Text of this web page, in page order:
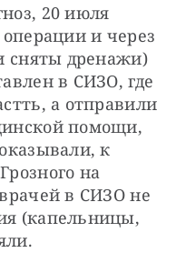
20 июля
и через
сняты дренажи)
в СИЗО, где
а отправили
помощи,
к
на
в СИЗО не
(капельницы,